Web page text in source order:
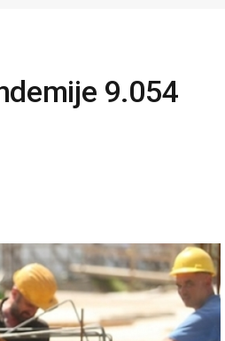
9.054